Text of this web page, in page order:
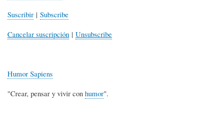
Suscribir | Subscribe
Cancelar suscripción | Unsubscribe
Humor Sapiens
"Crear, pensar y vivir con humor".